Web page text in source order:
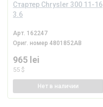
Стартер Chrysler 300 11-16
3.6
Арт. 162247
Ориг. номер4801852AB
965 lei
55 $
Нет в наличии